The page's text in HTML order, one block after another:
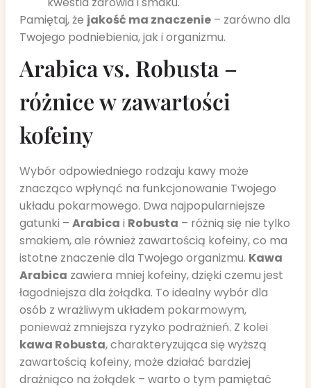
Pamiętaj, że jakość ma znaczenie – zarówno dla
Twojego podniebienia, jak i organizmu.
Arabica vs. Robusta –
różnice w zawartości
kofeiny
Wybór odpowiedniego rodzaju kawy może
znacząco wpłynąć na funkcjonowanie Twojego
układu pokarmowego. Dwa najpopularniejsze
gatunki – Arabica i Robusta – różnią się nie tylko
smakiem, ale również zawartością kofeiny, co ma
istotne znaczenie dla Twojego organizmu. Kawa
Arabica zawiera mniej kofeiny, dzięki czemu jest
łagodniejsza dla żołądka. To idealny wybór dla
osób z wrażliwym układem pokarmowym,
ponieważ zmniejsza ryzyko podrażnień. Z kolei
kawa Robusta, charakteryzująca się wyższą
zawartością kofeiny, może działać bardziej
drażniąco na żołądek – warto o tym pamiętać